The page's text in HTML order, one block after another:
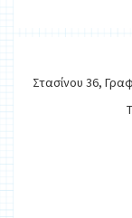
Στασίνου 36,